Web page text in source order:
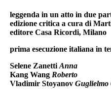
leggenda in un atto in due
edizione critica a cura di
editore Casa Ricordi, Milano
prima esecuzione italiana in
Selene Zanetti Anna
Kang Wang Roberto
Vladimir Stoyanov Guglielmo